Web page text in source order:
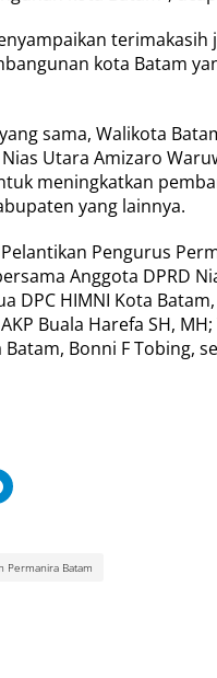
kota Batam
sama, Walikota
Utara Amizaro
meningkatkan
yang lainnya.
Pengurus
Anggota DPRD
DPC HIMNI Kota
Buala Harefa SH,
Batam, Bonni F Tobing,
Permanira Batam